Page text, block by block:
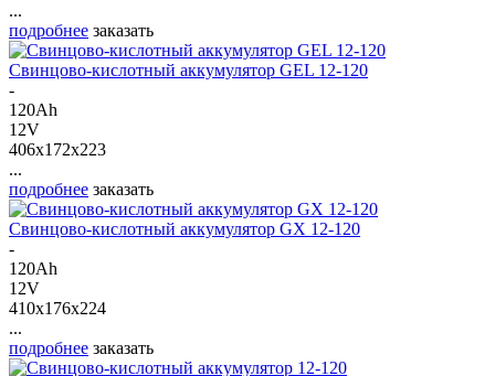
...
подробнее заказать
Свинцово-кислотный аккумулятор GEL 12-120
-
120Ah
12V
406x172x223
...
подробнее заказать
Свинцово-кислотный аккумулятор GX 12-120
-
120Ah
12V
410x176x224
...
подробнее заказать